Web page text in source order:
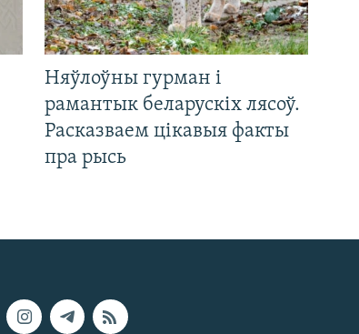
Няўлоўны гурман і
рамантык беларускіх лясоў.
Расказваем цікавыя факты
пра рысь